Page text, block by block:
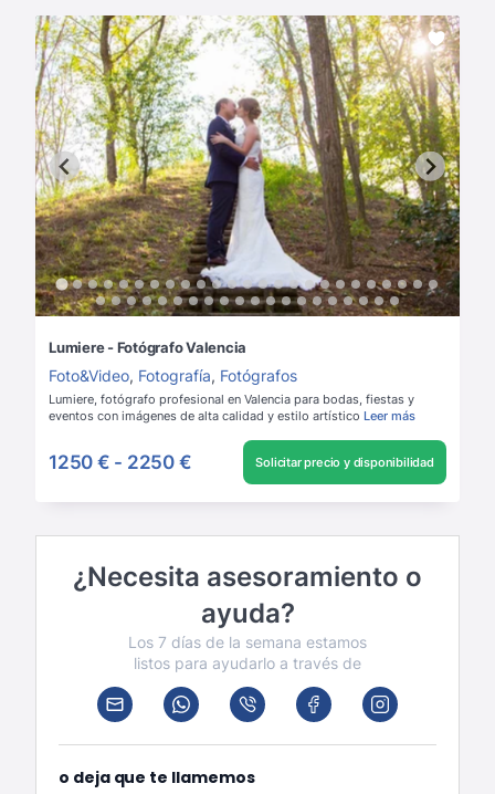
Lumiere - Fotógrafo Valencia
Foto&Video, Fotografía, Fotógrafos
Lumiere, fotógrafo profesional en Valencia para bodas, fiestas y
eventos con imágenes de alta calidad y estilo artístico Leer más
1250 € - 2250 € Solicitar precio y disponibilidad
¿Necesita asesoramiento o
ayuda?
Los 7 días de la semana estamos
listos para ayudarlo a través de
o deja que te llamemos